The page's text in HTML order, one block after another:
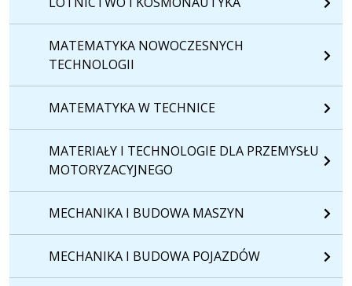
MATEMATYKA NOWOCZESNYCH
TECHNOLOGII
MATEMATYKA W TECHNICE
MATERIAŁY I TECHNOLOGIE DLA PRZEMYSŁU
MOTORYZACYJNEGO
MECHANIKA I BUDOWA MASZYN
MECHANIKA I BUDOWA POJAZDÓW